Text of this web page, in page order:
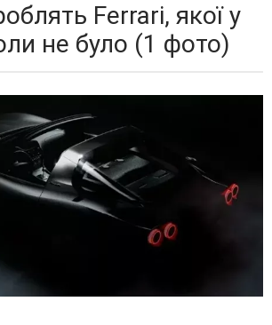
Ferrari, якої у
не було (1 фото)